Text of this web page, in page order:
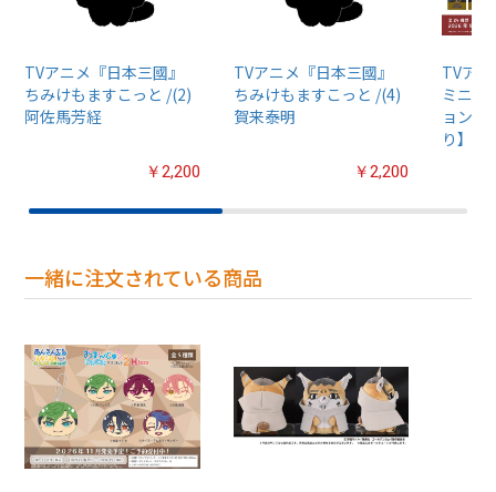
TVアニメ『日本三國』
ちみけもますこっと /(2)
阿佐馬芳経
￥2,200
TVアニメ『日本三國』
ちみけもますこっと /(4)
賀来泰明
￥2,200
TVア
ミニブ
ョン【
り】
一緒に注文されている商品